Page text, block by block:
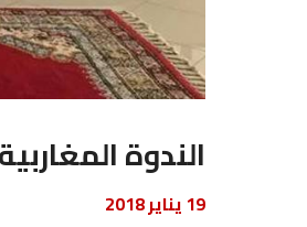
الندوة
19 يناير 2018